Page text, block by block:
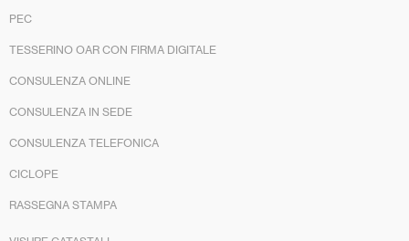
PEC
TESSERINO OAR CON FIRMA DIGITALE
CONSULENZA ONLINE
CONSULENZA IN SEDE
CONSULENZA TELEFONICA
CICLOPE
RASSEGNA STAMPA